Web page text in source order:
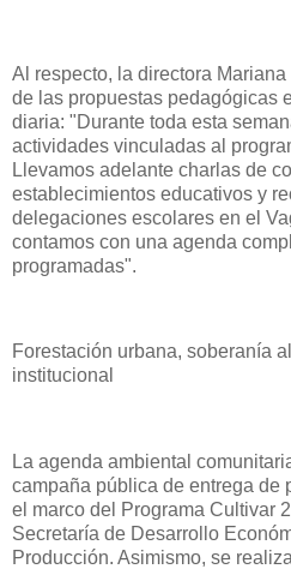
Al respecto, la directora
de las propuestas pedagógicas
diaria: "Durante toda esta
actividades vinculadas al
Llevamos adelante charlas de
establecimientos educativos y
delegaciones escolares en el
contamos con una agenda
programadas".
Forestación urbana, soberanía
institucional
La agenda ambiental
campaña pública de entrega de
el marco del Programa Cultivar
Secretaría de Desarrollo
Producción. Asimismo, se